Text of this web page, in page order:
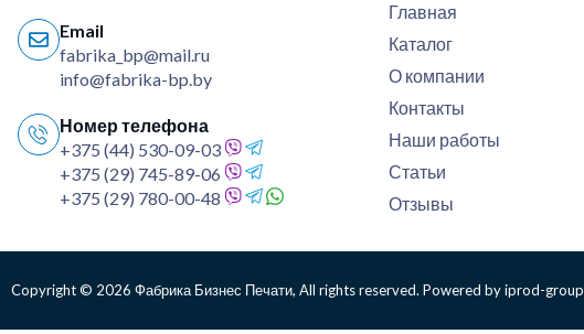
Email
fabrika_bp@mail.ru
info@fabrika-bp.by
Номер телефона
+375 (44) 530-09-03
+375 (29) 745-89-06
+375 (29) 780-00-48
Главная
Каталог
О компании
Контакты
Наши работы
Статьи
Отзывы
Copyright © 2026 Фабрика Бизнес Печати, All rights reserved. Powered by iprod-group